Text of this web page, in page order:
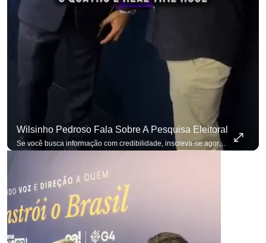
Wilsinho Pedroso Fala Sobre A Pesquisa Eleitoral
Se você busca informação com credibilidade, inscreva-se agora e ative o